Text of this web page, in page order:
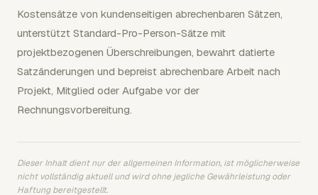
Kostensätze von kundenseitigen abrechenbaren Sätzen,
unterstützt Standard-Pro-Person-Sätze mit
projektbezogenen Überschreibungen, bewahrt datierte
Satzänderungen und bepreist abrechenbare Arbeit nach
Projekt, Mitglied oder Aufgabe vor der
Rechnungsvorbereitung.
Dieser Inhalt dient nur der allgemeinen Information, ist möglicherweise
nicht vollständig aktuell und wird ohne jegliche Gewährleistung oder
Haftung bereitgestellt.